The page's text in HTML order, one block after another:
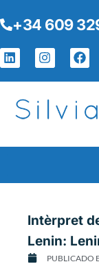
al
+34 609
L
i
n
d
I
n
s
a
g
F
a
c
o
Intèrpret
Lenin:
PUBLICADO